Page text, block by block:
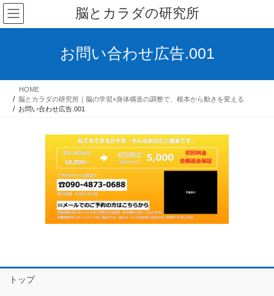
コ
ン
テ
ス
ナ
ビ
ゲ
ン
脳とカラダの研究所
お問い合わせ広告.001
HOME
脳とカラダの研究所｜脳の学習×身体構造の調整で、根本から動きを変える
お問い合わせ広告.001
トップ